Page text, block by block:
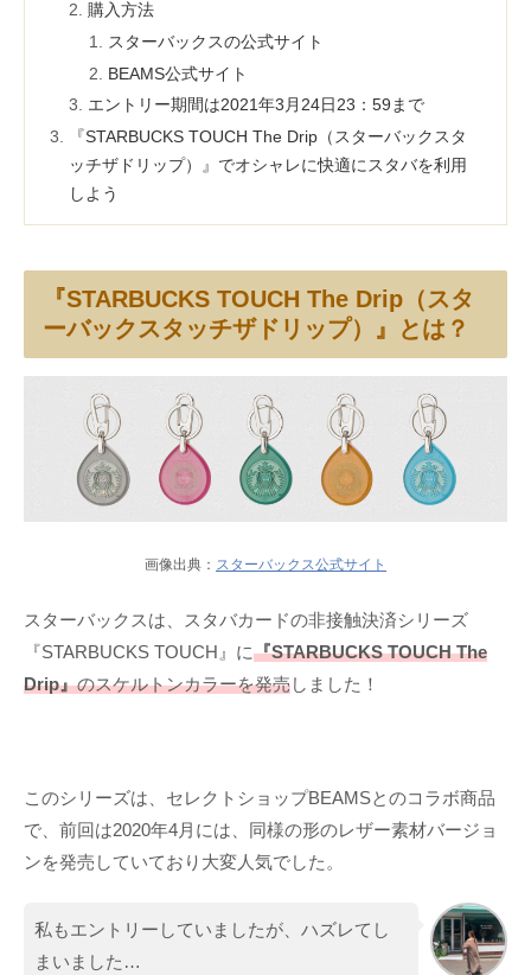
購入方法
スターバックスの公式サイト
BEAMS公式サイト
エントリー期間は2021年3月24日23：59まで
『STARBUCKS TOUCH The Drip（スターバックスタ
ッチザドリップ）』でオシャレに快適にスタバを利用
しよう
『STARBUCKS TOUCH The Drip（スタ
ーバックスタッチザドリップ）』とは？
画像出典： スターバックス公式サイト
スターバックスは、スタバカードの非接触決済シリーズ
『STARBUCKS TOUCH』に『STARBUCKS TOUCH The
Drip』のスケルトンカラーを発売しました！
このシリーズは、セレクトショップBEAMSとのコラボ商品
で、前回は2020年4月には、同様の形のレザー素材バージョ
ンを発売していており大変人気でした。
私もエントリーしていましたが、ハズレてし
まいました…